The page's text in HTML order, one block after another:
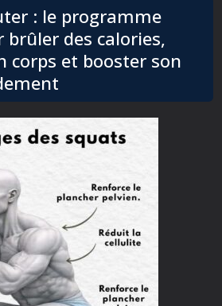
: le programme
des calories,
corps et booster son